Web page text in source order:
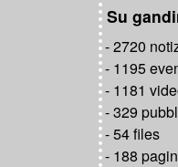
Su
- 2720
- 1195
- 1181
- 329
- 54 files
- 188